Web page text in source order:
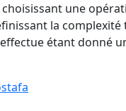
une
la complexité
étant donné